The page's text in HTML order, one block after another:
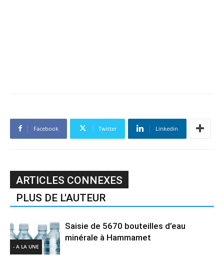
Facebook Twitter Linkedin
ARTICLES CONNEXES
PLUS DE L'AUTEUR
- A LA UNE
Saisie de 5670 bouteilles d’eau
minérale à Hammamet